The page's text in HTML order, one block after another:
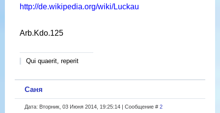
http://de.wikipedia.org/wiki/Luckau
Arb.Kdo.125
Qui quaerit, reperit
Саня
Дата: Вторник, 03 Июня 2014, 19:25:14 | Сообщение # 2